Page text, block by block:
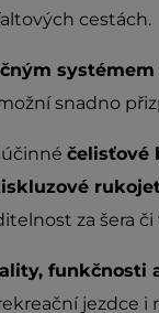
cestách.
systémem
snadno
čelisťové
za šera či
funkčnosti
jezdce